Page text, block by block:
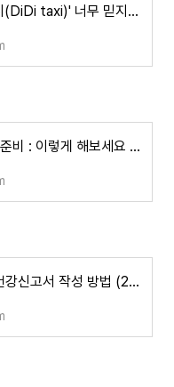
중국 여행 '디디택시(DiDi taxi)' 너무 믿지 마세요! & 택시 요금 정보
중국(베이징) 여행 준비 : 이렇게 해보세요 & 필수 설치 앱(어플)은?
중국 입국신고서, 건강신고서 작성 방법 (2024년 최신)